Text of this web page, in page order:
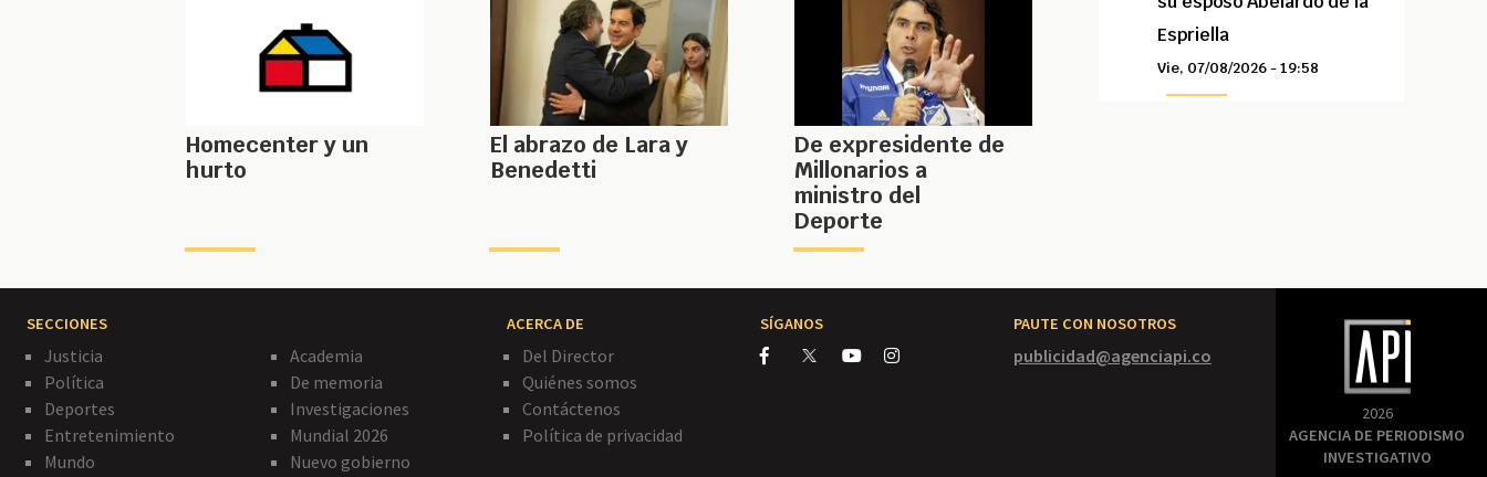
Homecenter y un
hurto
El abrazo de Lara y
Benedetti
De expresidente de
Millonarios a
ministro del
Deporte
Espriella
Vie, 07/08/2026 - 19:58
SECCIONES
Justicia
Política
Deportes
Entretenimiento
Mundo
Academia
De memoria
Investigaciones
Mundial 2026
Nuevo gobierno
ACERCA DE
Del Director
Quiénes somos
Contáctenos
Política de privacidad
SÍGANOS PAUTE CON NOSOTROS
publicidad@agenciapi.co
2026
AGENCIA DE PERIODISMO
INVESTIGATIVO